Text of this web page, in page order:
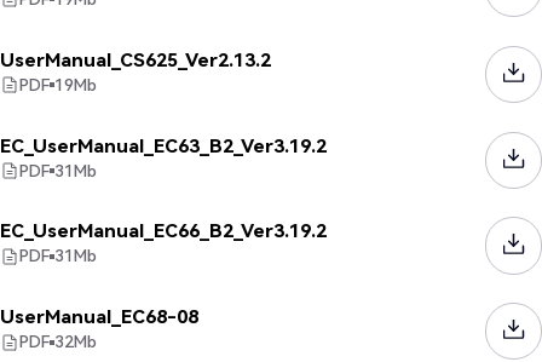
UserManual_CS625_Ver2.13.2
PDF 19Mb
EC_UserManual_EC63_B2_Ver3.19.2
PDF 31Mb
EC_UserManual_EC66_B2_Ver3.19.2
PDF 31Mb
UserManual_EC68-08
PDF 32Mb